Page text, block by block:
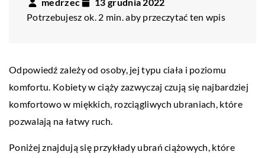
Potrzebujesz ok. 2 min. aby przeczytać ten wpis
Odpowiedź zależy od osoby, jej typu ciała i poziomu
komfortu. Kobiety w ciąży zazwyczaj czują się najbardziej
komfortowo w miękkich, rozciągliwych ubraniach, które
pozwalają na łatwy ruch.
Poniżej znajdują się przykłady ubrań ciążowych, które